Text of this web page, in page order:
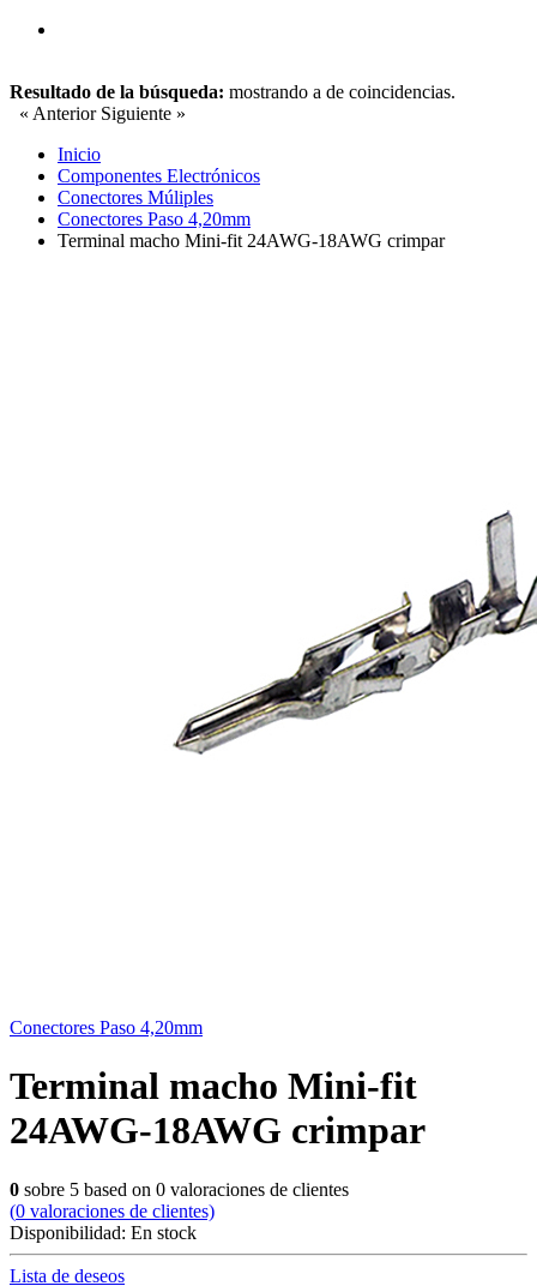
Resultado de la búsqueda: mostrando a de coincidencias.
« Anterior Siguiente »
Inicio
Componentes Electrónicos
Conectores Múliples
Conectores Paso 4,20mm
Terminal macho Mini-fit 24AWG-18AWG crimpar
Conectores Paso 4,20mm
Terminal macho Mini-fit
24AWG-18AWG crimpar
0 sobre 5 based on 0 valoraciones de clientes
(0 valoraciones de clientes)
Disponibilidad: En stock
Lista de deseos